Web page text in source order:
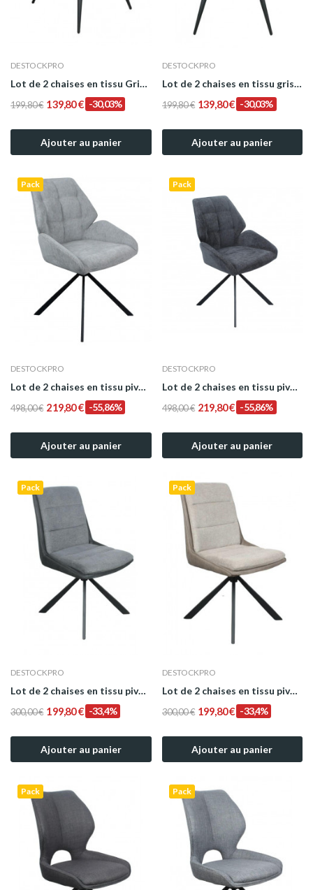
DESTOCKPRO
Lot de 2 chaises en tissu Gris/Taupe modèle GALA
199,80 € 139,80 € -30,03%
Ajouter au panier
DESTOCKPRO
Lot de 2 chaises en tissu gris/noir modèle GALA
199,80 € 139,80 € -30,03%
Ajouter au panier
Pack
DESTOCKPRO
Lot de 2 chaises en tissu pivotante gris clair...
498,00 € 219,80 € -55,86%
Ajouter au panier
Pack
DESTOCKPRO
Lot de 2 chaises en tissu pivotante gris foncé...
498,00 € 219,80 € -55,86%
Ajouter au panier
Pack
DESTOCKPRO
Lot de 2 chaises en tissu pivotante Noir&Gris...
300,00 € 199,80 € -33,4%
Ajouter au panier
Pack
DESTOCKPRO
Lot de 2 chaises en tissu pivotante...
300,00 € 199,80 € -33,4%
Ajouter au panier
Pack Pack